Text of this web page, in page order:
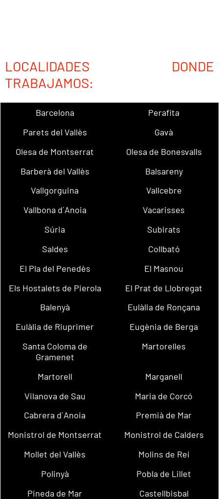
LOCALIDADES DONDE
TRABAJAMOS:
Barcelona
Perafita
Parets del Vallès
Gavà
Olesa de Montserrat
Olesa de Bonesvalls
Barberà del Vallès
Balsareny
Vallgorguina
Vallcebre
Vallbona d´Anoia
Vacarisses
Súria
Subirats
Saldes
Collbató
El Pla del Penedès
El Masnou
Els Hostalets de Pierola
El Prat de Llobregat
Balenyà
Eulàlia de Ronçana
Eulàlia de Riuprimer
Eugènia de Berga
Santa Coloma de
Gramenet
Martorelles
Martorell
Marganell
Vilanova de Sau
Maria de Corcó
Cabrera d´Anoia
Premià de Mar
Monistrol de Montserrat
Monistrol de Calders
Mollet del Vallès
Molins de Rei
Polinyà
Pobla de Lillet
Pineda de Mar
Castellbisbal